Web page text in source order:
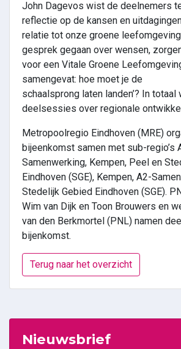
John Dagevos wist de deelnemers
reflectie op de kansen en
relatie tot onze groene
gesprek gegaan over wensen,
voor een Vitale Groene
samengevat: hoe moet je de
schaalsprong laten landen’? In totaal
deelsessies over regionale
Metropoolregio Eindhoven (MRE)
bijeenkomst samen met sub-regio’s
Samenwerking, Kempen, Peel en
Eindhoven (SGE), Kempen, A2-
Stedelijk Gebied Eindhoven (SGE).
Wim van Dijk en Toon Brouwers en
van den Berkmortel (PNL) namen
bijenkomst.
Terug naar het overzicht
Nieuwsbrief